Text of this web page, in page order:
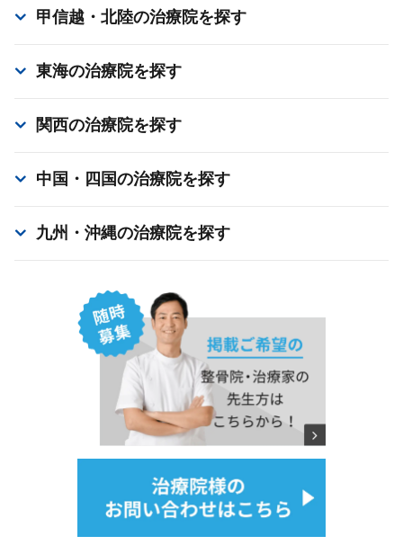
甲信越・北陸の治療院を探す
東海の治療院を探す
関西の治療院を探す
中国・四国の治療院を探す
九州・沖縄の治療院を探す